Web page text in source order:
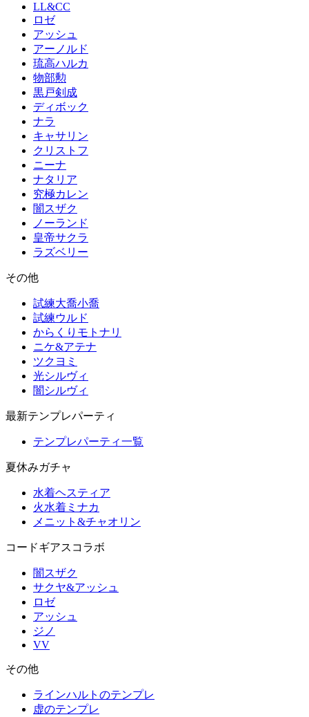
LL&CC
ロゼ
アッシュ
アーノルド
琉高ハルカ
物部勲
黒戸剣成
ディボック
ナラ
キャサリン
クリストフ
ニーナ
ナタリア
究極カレン
闇スザク
ノーランド
皇帝サクラ
ラズベリー
その他
試練大喬小喬
試練ウルド
からくりモトナリ
ニケ&アテナ
ツクヨミ
光シルヴィ
闇シルヴィ
最新テンプレパーティ
テンプレパーティ一覧
夏休みガチャ
水着ヘスティア
火水着ミナカ
メニット&チャオリン
コードギアスコラボ
闇スザク
サクヤ&アッシュ
ロゼ
アッシュ
ジノ
VV
その他
ラインハルトのテンプレ
虚のテンプレ